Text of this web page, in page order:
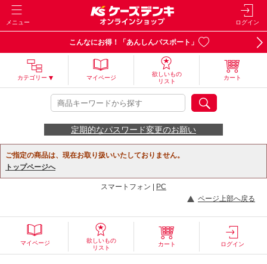
メニュー ログイン
こんなにお得！「あんしんパスポート」
カテゴリー マイページ
欲しいもの
リスト
カート
定期的なパスワード変更のお願い
ご指定の商品は、現在お取り扱いいたしておりません。
トップページへ
スマートフォン |
PC
ページ上部へ戻る
マイページ
欲しいもの
リスト
カート ログイン